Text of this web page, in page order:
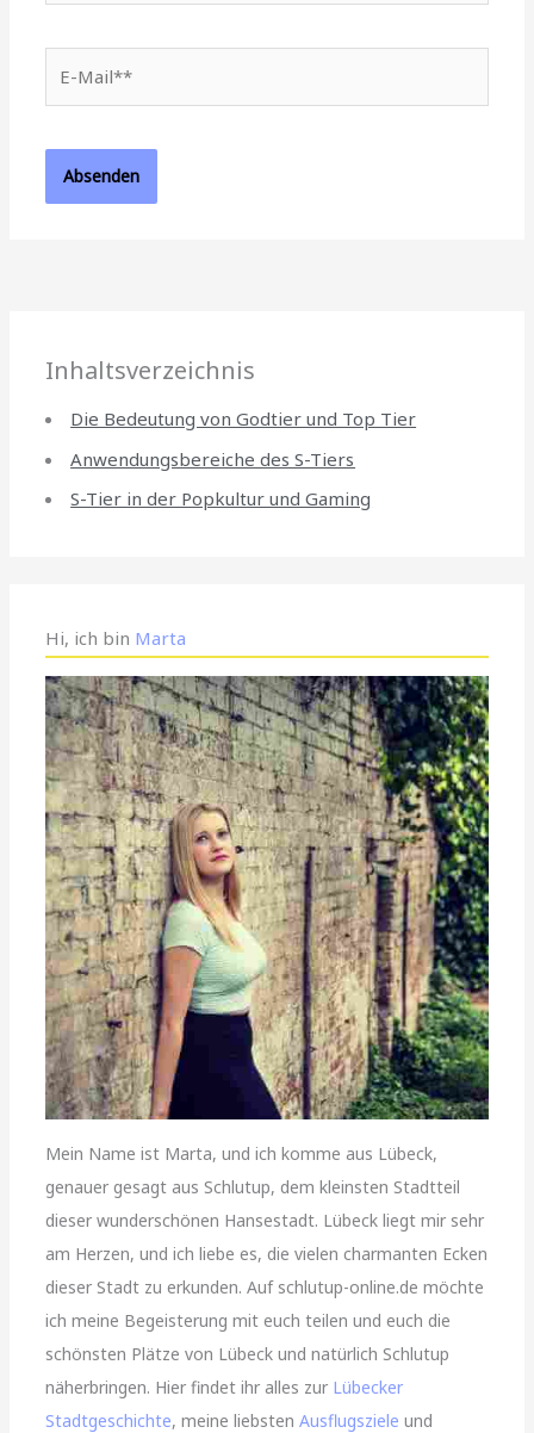
Mail**
Inhaltsverzeichnis
Die Bedeutung von Godtier und Top Tier
Anwendungsbereiche des S-Tiers
S-Tier in der Popkultur und Gaming
Hi, ich bin Marta
Mein Name ist Marta, und ich komme aus Lübeck,
genauer gesagt aus Schlutup, dem kleinsten Stadtteil
dieser wunderschönen Hansestadt. Lübeck liegt mir sehr
am Herzen, und ich liebe es, die vielen charmanten Ecken
dieser Stadt zu erkunden. Auf schlutup-online.de möchte
ich meine Begeisterung mit euch teilen und euch die
schönsten Plätze von Lübeck und natürlich Schlutup
näherbringen. Hier findet ihr alles zur Lübecker
Stadtgeschichte, meine liebstenAusflugsziele und